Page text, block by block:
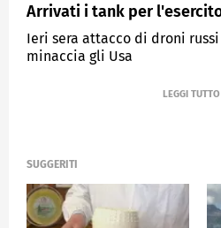
Arrivati i tank per
Ieri sera attacco di droni russi
minaccia gli Usa
SUGGERITI